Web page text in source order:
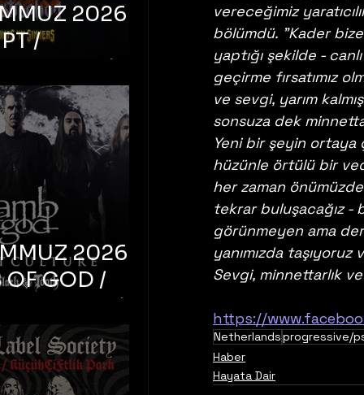
vereceğimiz
bölümdü. "Kader
yaptığı şekilde -
geçirme fırsatımız
ve sevgi, yarım
sonsuza dek
Yeni bir şeyin ortaya
hüzünle örtülü bir
her zaman
tekrar buluşacağız -
görünmeyen ama
yanımızda
Sevgi, minnettarlık
https://
Netherlandsprogressive/
Haber
Hayata Dair
2026 –
/
/
‘N’
– İstanbul,
Uniq
2026 –
OF GOD /
CULTURE /
TOOTH –
Bonus